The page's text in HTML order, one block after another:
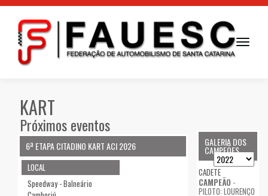
Toggle
KART
Próximos eventos
6ª ETAPA CITADINO KART ACI 2026
LOCAL
Speedway - Balneário
GALERIA DOS
CAMPEÕES
CADETE
CAMPEÃO -
PILOTO: LOURENÇO